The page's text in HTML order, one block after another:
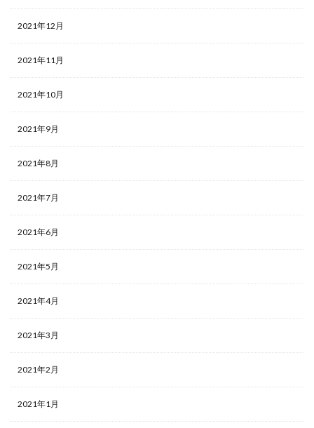
2021年12月
2021年11月
2021年10月
2021年9月
2021年8月
2021年7月
2021年6月
2021年5月
2021年4月
2021年3月
2021年2月
2021年1月